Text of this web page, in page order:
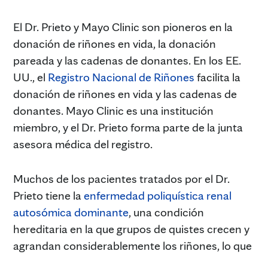
El Dr. Prieto y Mayo Clinic son pioneros en la
donación de riñones en vida, la donación
pareada y las cadenas de donantes. En los EE.
UU., el Registro Nacional de Riñones facilita la
donación de riñones en vida y las cadenas de
donantes. Mayo Clinic es una institución
miembro, y el Dr. Prieto forma parte de la junta
asesora médica del registro.
Muchos de los pacientes tratados por el Dr.
Prieto tiene laenfermedad poliquística renal
autosómica dominante, una condición
hereditaria en la que grupos de quistes crecen y
agrandan considerablemente los riñones, lo que